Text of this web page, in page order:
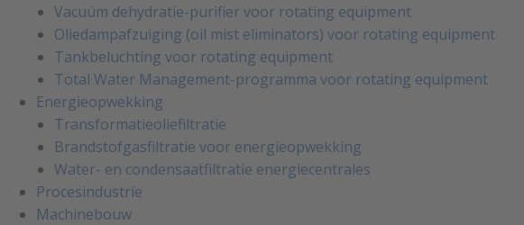
Vacuüm dehydratie-purifier voor rotating equipment
Oliedampafzuiging (oil mist eliminators) voor rotating equipment
Tankbeluchting voor rotating equipment
Total Water Management-programma voor rotating equipment
Energieopwekking
Transformatieoliefiltratie
Brandstofgasfiltratie voor energieopwekking
Water- en condensaatfiltratie energiecentrales
Procesindustrie
Machinebouw